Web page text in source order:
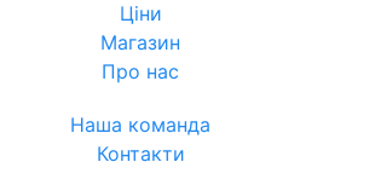
Ціни
Магазин
Про нас
Наша команда
Контакти